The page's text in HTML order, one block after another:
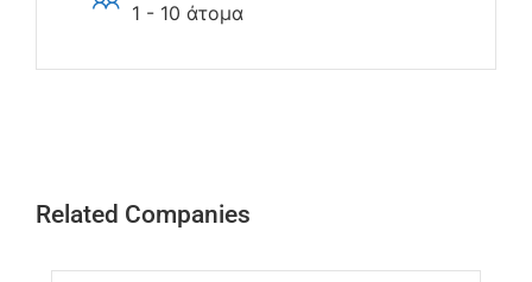
1 - 10 άτομα
Related Companies